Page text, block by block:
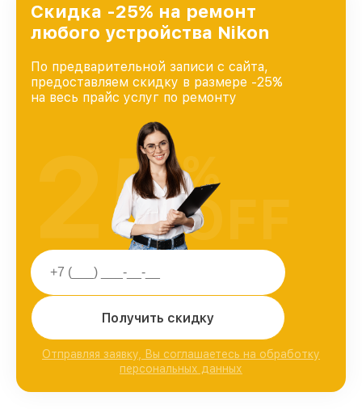
Скидка -25% на ремонт
любого устройства Nikon
По предварительной записи с сайта,
предоставляем скидку в размере -25%
на весь прайс услуг по ремонту
Получить скидку
Отправляя заявку, Вы соглашаетесь на обработку
персональных данных
25%
OFF